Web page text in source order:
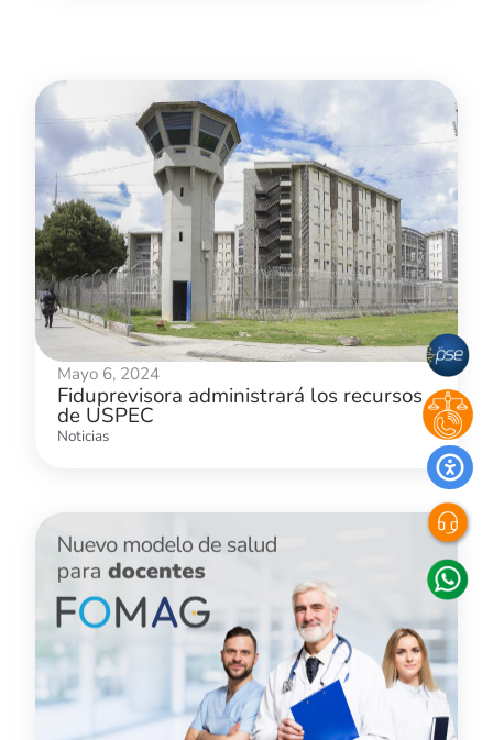
Mayo 6, 2024
Fiduprevisora administrará los recursos
de USPEC
Noticias